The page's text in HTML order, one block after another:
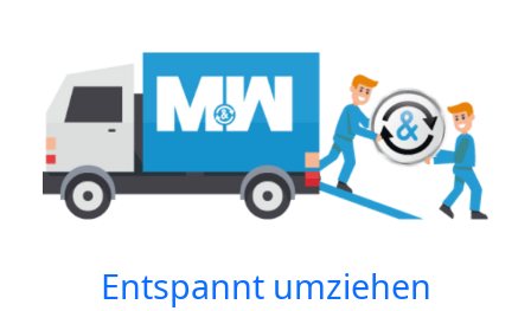
Entspannt umziehen